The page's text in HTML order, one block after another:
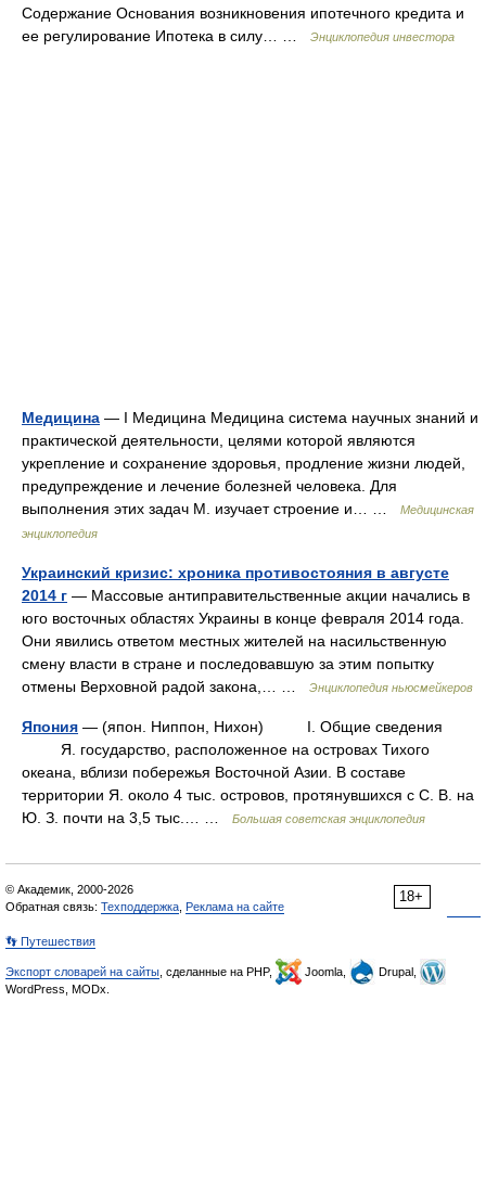
Содержание Основания возникновения ипотечного кредита и
ее регулирование Ипотека в силу… …
Энциклопедия инвестора
Медицина — I Медицина Медицина система научных знаний и
практической деятельности, целями которой являются
укрепление и сохранение здоровья, продление жизни людей,
предупреждение и лечение болезней человека. Для
выполнения этих задач М. изучает строение и… …
Медицинская
энциклопедия
Украинский кризис: хроника противостояния в августе
2014 г — Массовые антиправительственные акции начались в
юго восточных областях Украины в конце февраля 2014 года.
Они явились ответом местных жителей на насильственную
смену власти в стране и последовавшую за этим попытку
отмены Верховной радой закона,… …
Энциклопедия ньюсмейкеров
Япония — (япон. Ниппон, Нихон) I. Общие сведения
Я. государство, расположенное на островах Тихого
океана, вблизи побережья Восточной Азии. В составе
территории Я. около 4 тыс. островов, протянувшихся с С. В. на
Ю. З. почти на 3,5 тыс.… …
Большая советская энциклопедия
18+
© Академик, 2000-2026
Обратная связь: Техподдержка Реклама на сайте
👣 Путешествия
Экспорт словарей на сайты , сделанные на PHP, Joomla,
Drupal,
WordPress, MODx.